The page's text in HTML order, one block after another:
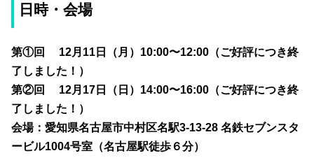
日時・会場
第①回 12月11日（月）10:00〜12:00（ご好評につき終
了しました！）
第②回 12月17日（日）14:00〜16:00（ご好評につき終
了しました！）
会場：愛知県名古屋市中村区名駅3-13-28 名鉄セブンスタ
ービル1004号室（名古屋駅徒歩６分）